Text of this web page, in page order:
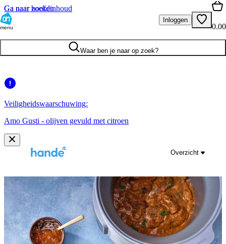
Ga naar hoofdinhoud
Ga naar zoeken
menu
Inloggen
0.00
Waar ben je naar op zoek?
Veiligheidswaarschuwing:
Amo Gusti - olijven gevuld met citroen
Overzicht